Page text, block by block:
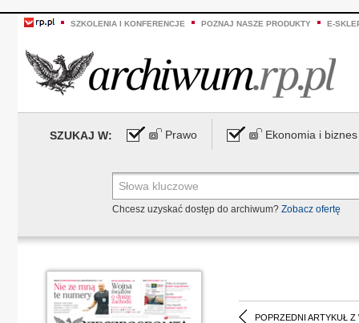
SZKOLENIA I KONFERENCJE POZNAJ NASZE PRODUKTY E-
SZUKAJ W: Prawo Ekonomia i biznes
Chcesz uzyskać dostęp do archiwum? Zobacz ofertę
POPRZEDNI ARTYKUŁ Z